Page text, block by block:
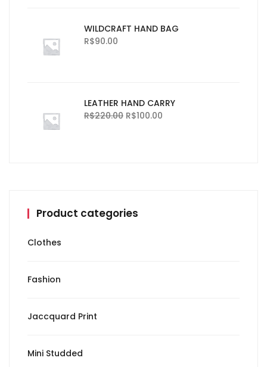
WILDCRAFT HAND BAG
R$90.00
LEATHER HAND CARRY
R$220.00 R$100.00
Product categories
Clothes
Fashion
Jaccquard Print
Mini Studded